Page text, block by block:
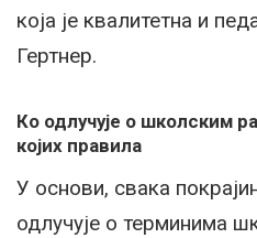
која је квалитетна и
Гертнер.
Ко одлучује о школским
којих правила
У основи, свака
одлучује о терминима